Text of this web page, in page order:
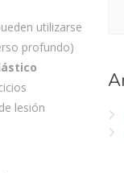
utilizarse
profundo)
lesión